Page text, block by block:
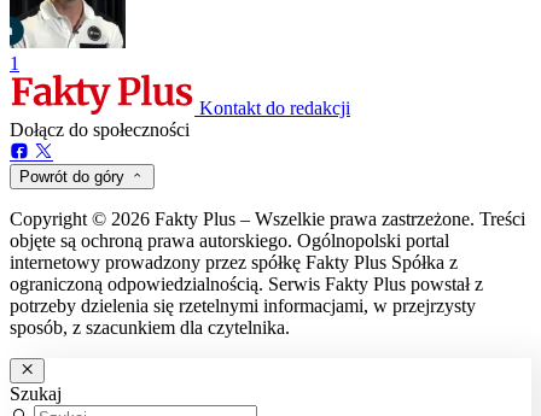
1
Kontakt do redakcji
Dołącz do społeczności
Powrót do góry
Copyright © 2026 Fakty Plus – Wszelkie prawa zastrzeżone. Treści
objęte są ochroną prawa autorskiego. Ogólnopolski portal
internetowy prowadzony przez spółkę Fakty Plus Spółka z
ograniczoną odpowiedzialnością. Serwis Fakty Plus powstał z
potrzeby dzielenia się rzetelnymi informacjami, w przejrzysty
sposób, z szacunkiem dla czytelnika.
Szukaj